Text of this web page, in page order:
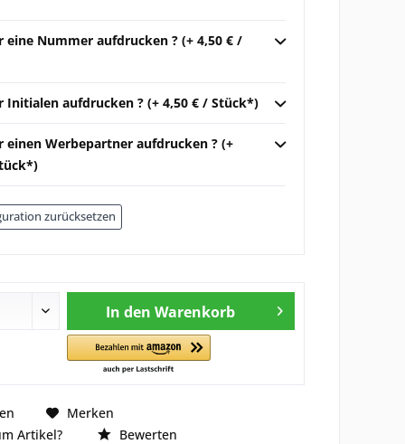
eine Nummer aufdrucken ? (+ 4,50 € /
Initialen aufdrucken ? (+ 4,50 € / Stück*)
einen Werbepartner aufdrucken ? (+
zurücksetzen
In den Warenkorb
Merken
Artikel?
Bewerten